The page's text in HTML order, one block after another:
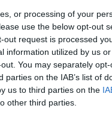
or processing of your
use the below opt-out
request is processed
information utilized by us
You may separately
on the IAB’s list of
us to third parties on the
other third parties.